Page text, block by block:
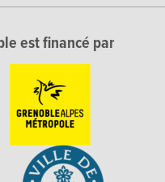
est financé par